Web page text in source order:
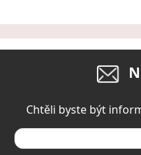
Chtěli byste být